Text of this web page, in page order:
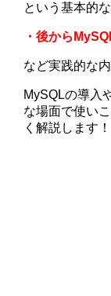
という基本的
・後から
など実践的な
MySQLの導入
な場面で使い
く解説します！